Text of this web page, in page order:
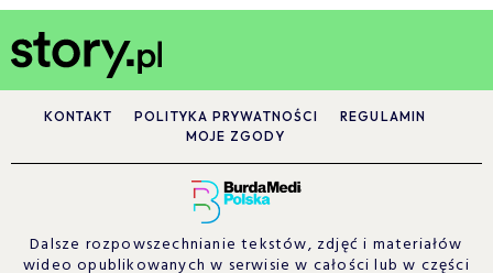
KONTAKT POLITYKA PRYWATNOŚCI
REGULAMIN
MOJE ZGODY
Dalsze rozpowszechnianie tekstów, zdjęć i materiałów
wideo opublikowanych w serwisie w całości lub w części